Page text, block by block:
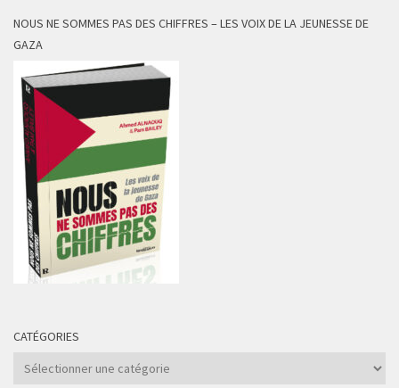
NOUS NE SOMMES PAS DES CHIFFRES – LES VOIX DE LA JEUNESSE DE
GAZA
CATÉGORIES
Catégories